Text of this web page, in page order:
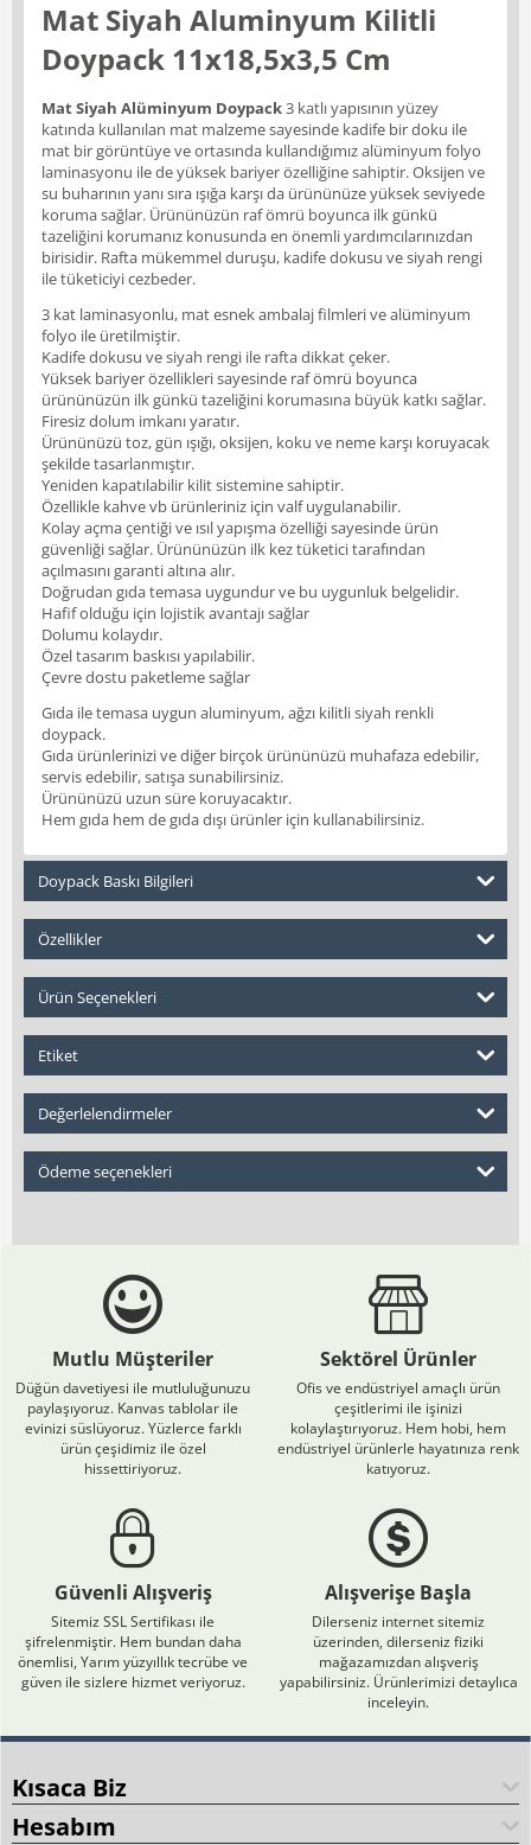
Mat Siyah Aluminyum Kilitli
Doypack 11x18,5x3,5 Cm
Mat Siyah Alüminyum Doypack3 katlı yapısının yüzey
katında kullanılan mat malzeme sayesinde kadife bir doku ile
mat bir görüntüye ve ortasında kullandığımız alüminyum folyo
laminasyonu ile de yüksek bariyer özelliğine sahiptir. Oksijen ve
su buharının yanı sıra ışığa karşı da ürününüze yüksek seviyede
koruma sağlar. Ürününüzün raf ömrü boyunca ilk günkü
tazeliğini korumanız konusunda en önemli yardımcılarınızdan
birisidir. Rafta mükemmel duruşu, kadife dokusu ve siyah rengi
ile tüketiciyi cezbeder.
3 kat laminasyonlu, mat esnek ambalaj filmleri ve alüminyum
folyo ile üretilmiştir.
Kadife dokusu ve siyah rengi ile rafta dikkat çeker.
Yüksek bariyer özellikleri sayesinde raf ömrü boyunca
ürününüzün ilk günkü tazeliğini korumasına büyük katkı sağlar.
Firesiz dolum imkanı yaratır.
Ürününüzü toz, gün ışığı, oksijen, koku ve neme karşı koruyacak
şekilde tasarlanmıştır.
Yeniden kapatılabilir kilit sistemine sahiptir.
Özellikle kahve vb ürünleriniz için valf uygulanabilir.
Kolay açma çentiği ve ısıl yapışma özelliği sayesinde ürün
güvenliği sağlar. Ürününüzün ilk kez tüketici tarafından
açılmasını garanti altına alır.
Doğrudan gıda temasa uygundur ve bu uygunluk belgelidir.
Hafif olduğu için lojistik avantajı sağlar
Dolumu kolaydır.
Özel tasarım baskısı yapılabilir.
Çevre dostu paketleme sağlar
Gıda ile temasa uygun aluminyum, ağzı kilitli siyah renkli
doypack.
Gıda ürünlerinizi ve diğer birçok ürününüzü muhafaza edebilir,
servis edebilir, satışa sunabilirsiniz.
Ürününüzü uzun süre koruyacaktır.
Hem gıda hem de gıda dışı ürünler için kullanabilirsiniz.
Doypack Baskı Bilgileri
Özellikler
Ürün Seçenekleri
Etiket
Değerlelendirmeler
Ödeme seçenekleri
Mutlu Müşteriler
Düğün davetiyesi ile mutluluğunuzu
paylaşıyoruz. Kanvas tablolar ile
evinizi süslüyoruz. Yüzlerce farklı
ürün çeşidimiz ile özel
hissettiriyoruz.
Sektörel Ürünler
Ofis ve endüstriyel amaçlı ürün
çeşitlerimi ile işinizi
kolaylaştırıyoruz. Hem hobi, hem
endüstriyel ürünlerle hayatınıza renk
katıyoruz.
Güvenli Alışveriş
Sitemiz SSL Sertifikası ile
şifrelenmiştir. Hem bundan daha
önemlisi, Yarım yüzyıllık tecrübe ve
güven ile sizlere hizmet veriyoruz.
Alışverişe Başla
Dilerseniz internet sitemiz
üzerinden, dilerseniz fiziki
mağazamızdan alışveriş
yapabilirsiniz. Ürünlerimizi detaylıca
inceleyin.
Kısaca Biz
Hesabım